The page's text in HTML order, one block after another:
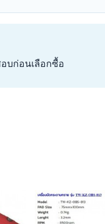
บก่อนเลือกซื้อ